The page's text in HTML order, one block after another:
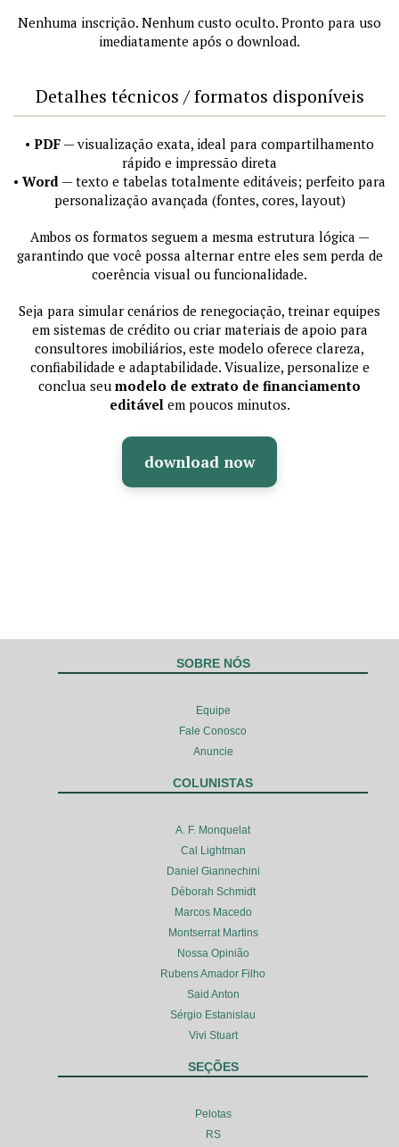
Nenhuma inscrição. Nenhum custo oculto. Pronto para uso
imediatamente após o download.
Detalhes técnicos / formatos disponíveis
• PDF — visualização exata, ideal para compartilhamento
rápido e impressão direta
• Word — texto e tabelas totalmente editáveis; perfeito para
personalização avançada (fontes, cores, layout)
Ambos os formatos seguem a mesma estrutura lógica —
garantindo que você possa alternar entre eles sem perda de
coerência visual ou funcionalidade.
Seja para simular cenários de renegociação, treinar equipes
em sistemas de crédito ou criar materiais de apoio para
consultores imobiliários, este modelo oferece clareza,
confiabilidade e adaptabilidade. Visualize, personalize e
conclua seu modelo de extrato de financiamento
editávelem poucos minutos.
download now
SOBRE NÓS
Equipe
Fale Conosco
Anuncie
COLUNISTAS
A. F. Monquelat
Cal Lightman
Daniel Giannechini
Déborah Schmidt
Marcos Macedo
Montserrat Martins
Nossa Opinião
Rubens Amador Filho
Said Anton
Sérgio Estanislau
Vivi Stuart
SEÇÕES
Pelotas
RS